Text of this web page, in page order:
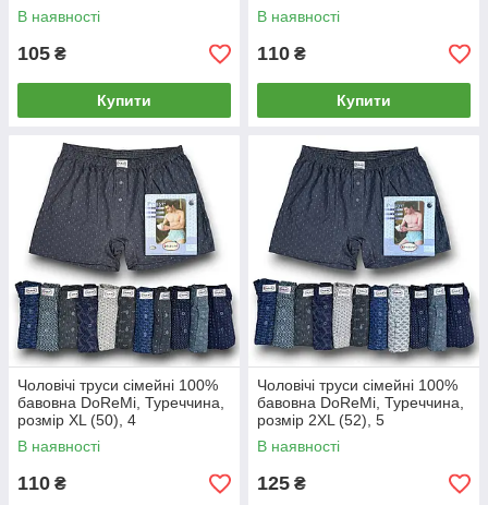
В наявності
105 ₴
Купити
В наявності
110 ₴
Купити
Чоловічі труси сімейні 100%
бавовна DoReMi, Туреччина,
розмір XL (50), 4
В наявності
110 ₴
Чоловічі труси сімейні 100%
бавовна DoReMi, Туреччина,
розмір 2XL (52), 5
В наявності
125 ₴